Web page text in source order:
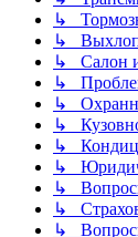
↳
↳
↳ Салон и
↳
↳
↳
↳
↳
↳
↳
↳